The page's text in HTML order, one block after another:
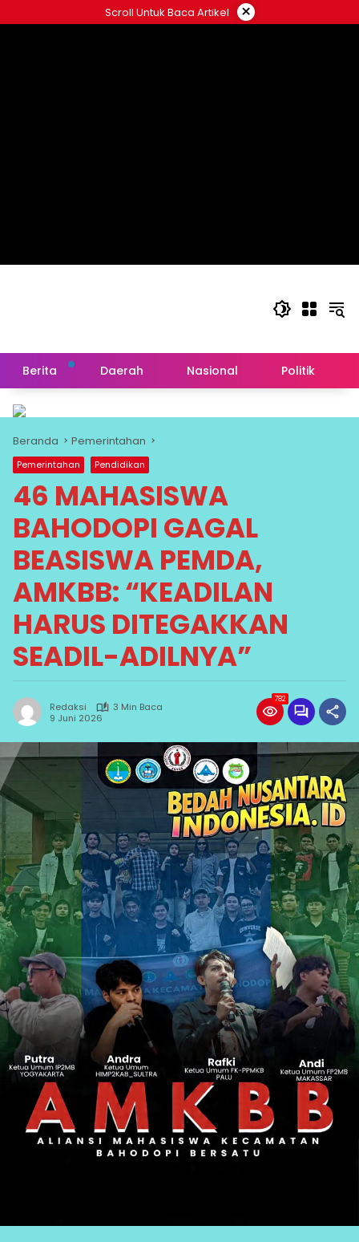
ke
Scroll Untuk Baca Artikel ×
Berita Daerah Nasional Politik
Beranda Pemerintahan
Pemerintahan Pendidikan
46 MAHASISWA
BAHODOPI GAGAL
BEASISWA PEMDA,
AMKBB: “KEADILAN
HARUS DITEGAKKAN
SEADIL-ADILNYA”
Redaksi
3 Min Baca
9 Juni 2026
782